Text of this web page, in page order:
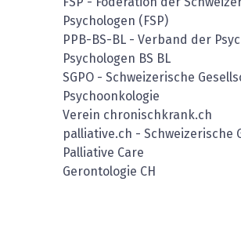
Psychologen (FSP)
PPB-BS-BL - Verband der
Psychologen BS BL
SGPO - Schweizerische
Psychoonkologie
Verein chronischkrank.ch
palliative.ch - Schweizerische
Palliative Care
Gerontologie CH